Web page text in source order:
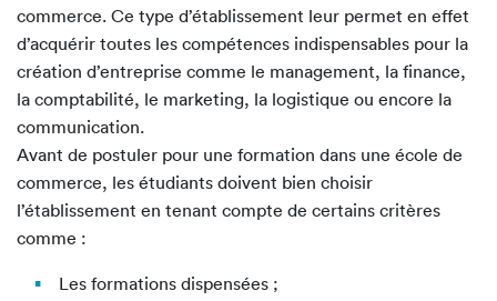
commerce. Ce type d’établissement leur permet en effet
d’acquérir toutes les compétences indispensables pour la
création d’entreprise comme le management, la finance,
la comptabilité, le marketing, la logistique ou encore la
communication.
Avant de postuler pour une formation dans une école de
commerce, les étudiants doivent bien choisir
l’établissement en tenant compte de certains critères
comme :
Les formations dispensées ;